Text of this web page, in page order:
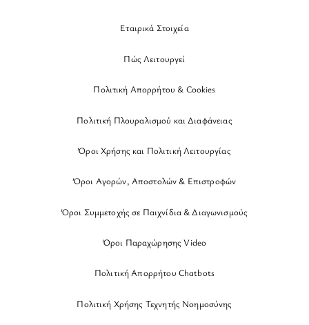
Εταιρικά Στοιχεία
Πώς Λειτουργεί
Πολιτική Απορρήτου & Cookies
Πολιτική Πλουραλισμού και Διαφάνειας
Όροι Χρήσης και Πολιτική Λειτουργίας
Όροι Αγορών, Αποστολών & Επιστροφών
Όροι Συμμετοχής σε Παιχνίδια & Διαγωνισμούς
Όροι Παραχώρησης Video
Πολιτική Απορρήτου Chatbots
Πολιτική Χρήσης Τεχνητής Νοημοσύνης